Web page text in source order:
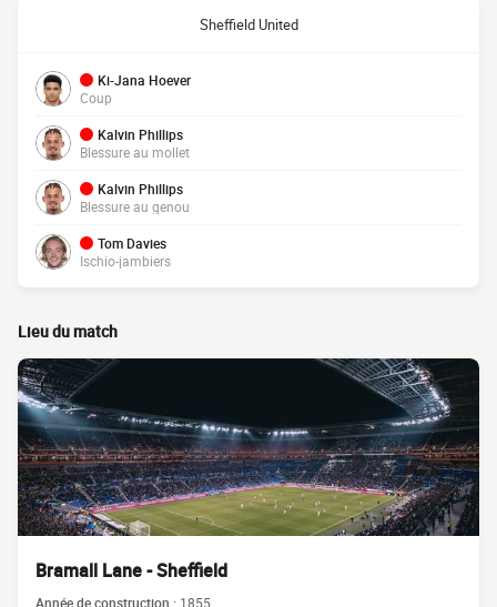
Sheffield United
Ki-Jana Hoever
Coup
Kalvin Phillips
Blessure au mollet
Kalvin Phillips
Blessure au genou
Tom Davies
Ischio-jambiers
Lieu du match
Bramall Lane - Sheffield
Année de construction : 1855